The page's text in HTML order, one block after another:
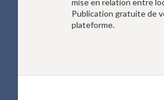
Publication gratuite de
plateforme.